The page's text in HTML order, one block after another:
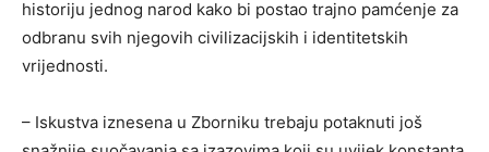
historiju jednog narod kako bi postao trajno pamćenje za
odbranu svih njegovih civilizacijskih i identitetskih
vrijednosti.
– Iskustva iznesena u Zborniku trebaju potaknuti još